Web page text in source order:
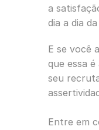
a
dia a dia
E se você
que essa
seu
Entre em